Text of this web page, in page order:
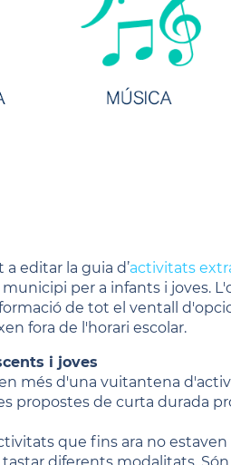
editar la guia d’activitats
per a infants i joves.
de tot el ventall
fora de l'horari escolar.
i joves
més d'una vuitantena
propostes de curta durada
que fins ara no